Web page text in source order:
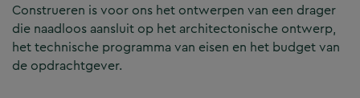
Construeren is voor ons het ontwerpen van een drager
die naadloos aansluit op het architectonische ontwerp,
het technische programma van eisen en het budget van
de opdrachtgever.